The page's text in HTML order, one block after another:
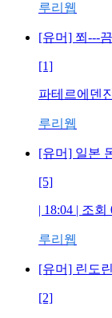
루리웹
[유머] 쬐---
[1]
파테르에덴
루리웹
[유머] 일본
[5]
| 18:04 | 조회
루리웹
[유머] 린도
[2]